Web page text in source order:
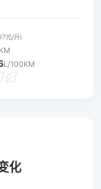
元/升)
L/100KM